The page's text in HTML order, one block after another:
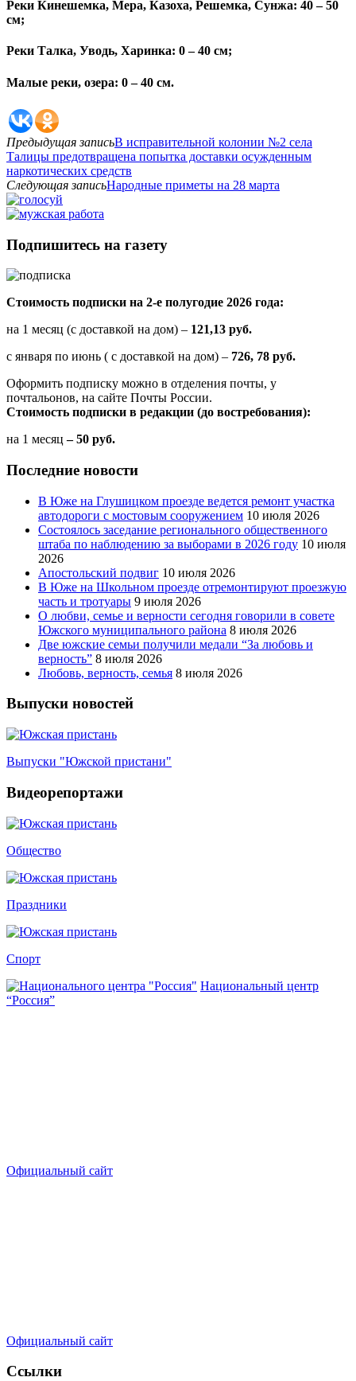
Реки Кинешемка, Мера, Казоха, Решемка, Сунжа: 40 – 50
см;
Реки Талка, Уводь, Харинка: 0 – 40 см;
Малые реки, озера: 0 – 40 см.
Предыдущая записьВ исправительной колонии №2 села
Талицы предотвращена попытка доставки осужденным
наркотических средств
Следующая записьНародные приметы на 28 марта
Подпишитесь на газету
Стоимость подписки на 2-е полугодие 2026 года:
на 1 месяц (с доставкой на дом) – 121,13 руб.
с января по июнь ( с доставкой на дом) – 726, 78 руб.
Оформить подписку можно в отделения почты, у
почтальонов, на сайте Почты России.
Стоимость подписки в редакции (до востребования):
на 1 месяц – 50 руб.
Последние новости
В Юже на Глушицком проезде ведется ремонт участка
автодороги с мостовым сооружением 10 июля 2026
Состоялось заседание регионального общественного
штаба по наблюдению за выборами в 2026 году 10 июля
2026
Апостольский подвиг 10 июля 2026
В Юже на Школьном проезде отремонтируют проезжую
часть и тротуары 9 июля 2026
О любви, семье и верности сегодня говорили в совете
Южского муниципального района 8 июля 2026
Две южские семьи получили медали “За любовь и
верность” 8 июля 2026
Любовь, верность, семья 8 июля 2026
Выпуски новостей
Выпуски "Южской пристани"
Видеорепортажи
Общество
Праздники
Спорт
Национальный центр
“Россия”
Официальный сайт
Официальный сайт
Ссылки